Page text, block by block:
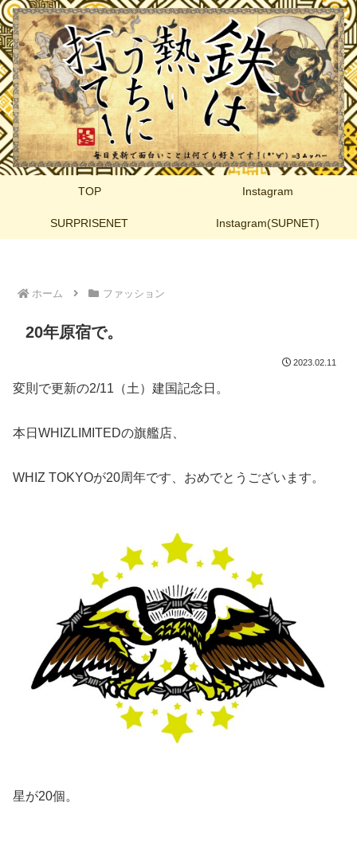
TOP Instagram
SURPRISENET Instagram(SUPNET)
ホーム ファッション
20年原宿で。
2023.02.11
変則で更新の2/11（土）建国記念日。
本日WHIZLIMITEDの旗艦店、
WHIZ TOKYOが20周年です、おめでとうございます。
星が20個。